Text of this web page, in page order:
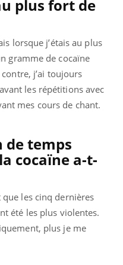
plus fort de
lorsque j’étais au plus
gramme de cocaïne
j’ai toujours
les répétitions avec
mes cours de chant.
de temps
cocaïne a-t-
les cinq dernières
été les plus violentes.
plus je me